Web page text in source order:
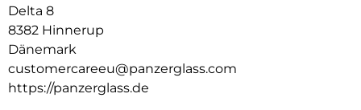
Delta 8
8382 Hinnerup
Dänemark
customercareeu@panzerglass.com
https://panzerglass.de